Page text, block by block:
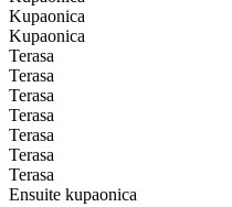
Kupaonica
Kupaonica
Terasa
Terasa
Terasa
Terasa
Terasa
Terasa
Terasa
Ensuite kupaonica